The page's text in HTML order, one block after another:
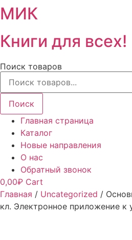
МИК
Книги для всех!
Поиск товаров
Поиск
Главная страница
Каталог
Новые направления
О нас
Обратный звонок
0,00₽ Cart
Главная / Uncategorized /
кл. Электронное приложение к